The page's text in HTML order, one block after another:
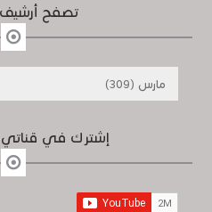
تصفح أرشيف
إشترك في